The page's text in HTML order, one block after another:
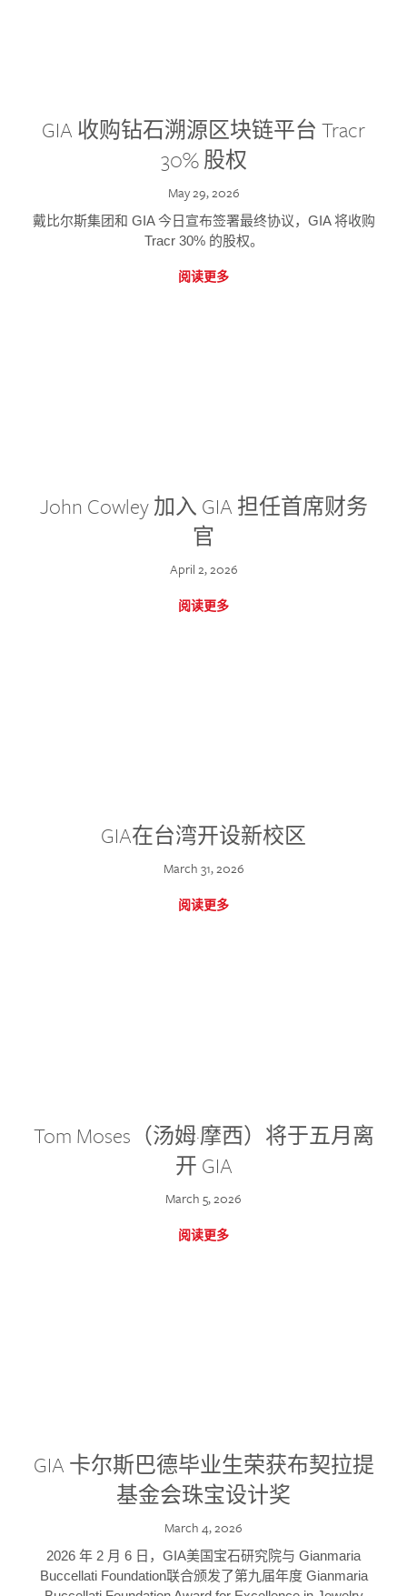
GIA 收购钻石溯源区块链平台 Tracr
30% 股权
May 29, 2026
戴比尔斯集团和 GIA 今日宣布签署最终协议，GIA 将收购
Tracr 30% 的股权。
阅读更多
John Cowley 加入 GIA 担任首席财务
官
April 2, 2026
阅读更多
GIA在台湾开设新校区
March 31, 2026
阅读更多
Tom Moses（汤姆·摩西）将于五月离
开 GIA
March 5, 2026
阅读更多
GIA 卡尔斯巴德毕业生荣获布契拉提
基金会珠宝设计奖
March 4, 2026
2026 年 2 月 6 日，GIA美国宝石研究院与 Gianmaria
Buccellati Foundation联合颁发了第九届年度 Gianmaria